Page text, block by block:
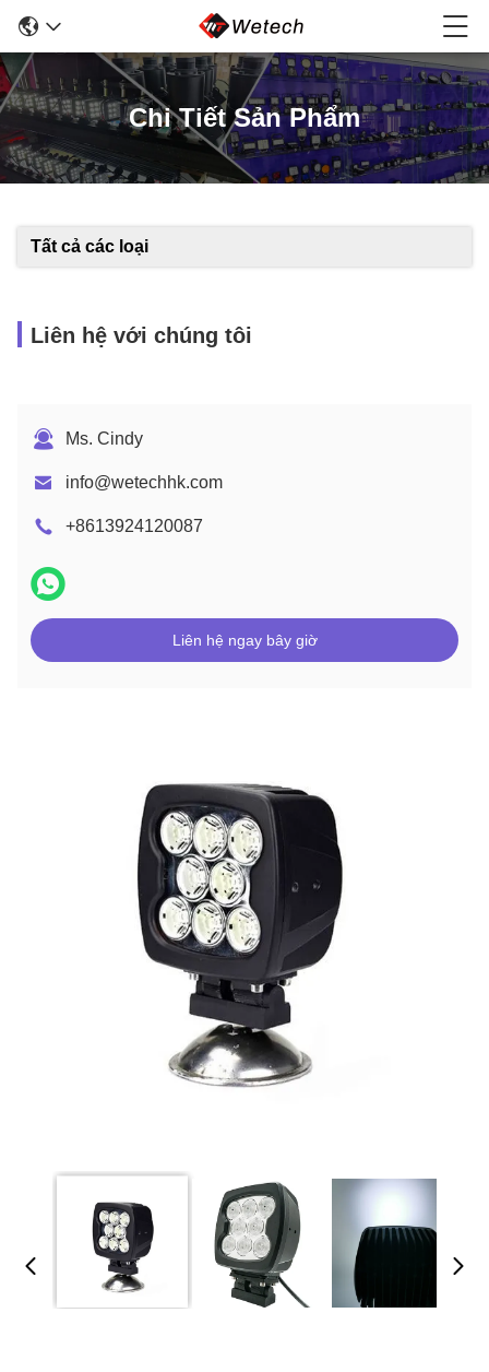
Chi Tiết Sản Phẩm
Tất cả các loại
Liên hệ với chúng tôi
Ms. Cindy
info@wetechhk.com
+8613924120087
Liên hệ ngay bây giờ